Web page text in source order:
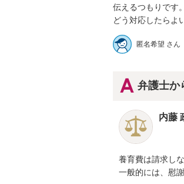
伝えるつもりです。
どう対応したらよ
匿名希望 さん
弁護士か
内藤
養育費は請求し
一般的には、慰